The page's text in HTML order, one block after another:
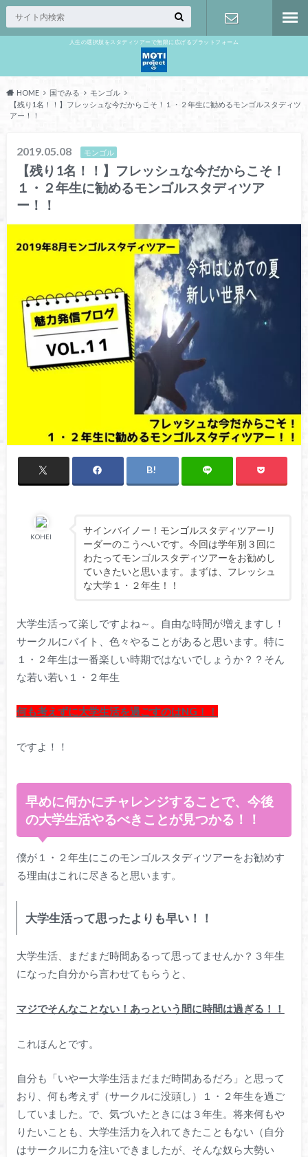
人生の選択肢をスタディツアーで無限に広げるプラットフォーム
HOME 国でみる
モンゴル
【残り1名！！】フレッシュな今だからこそ！１・２年生に勧めるモンゴルスタディツ
アー！！
2019.05.08 モンゴル
【残り1名！！】フレッシュな今だからこそ！
１・２年生に勧めるモンゴルスタディツア
ー！！
KOHEI
サインバイノー！モンゴルスタディツアーリ
ーダーのこうへいです。今回は学年別３回に
わたってモンゴルスタディツアーをお勧めし
ていきたいと思います。まずは、フレッシュ
な大学１・２年生！！
大学生活って楽しですよね～。自由な時間が増えますし！
サークルにバイト、色々やることがあると思います。特に
１・２年生は一番楽しい時期ではないでしょうか？？そん
な若い若い１・２年生
何も考えずに大学生活を過ごすのはNG！！
ですよ！！
早めに何かにチャレンジすることで、今後
の大学生活やるべきことが見つかる！！
僕が１・２年生にこのモンゴルスタディツアーをお勧めす
る理由はこれに尽きると思います。
大学生活って思ったよりも早い！！
大学生活、まだまだ時間あるって思ってませんか？３年生
になった自分から言わせてもらうと、
マジでそんなことない！あっという間に時間は過ぎる！！
これほんとです。
自分も「いやー大学生活まだまだ時間あるだろ」と思って
おり、何も考えず（サークルに没頭し）１・２年生を過ご
していました。で、気づいたときには３年生。将来何もや
りたいことも、大学生活力を入れてきたこともない（自分
はサークルに力を注いできましたが、そんな奴ら大勢い